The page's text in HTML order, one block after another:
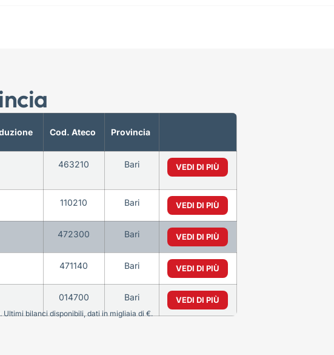
Cod. Ateco Provincia
463210 Bari VEDI DI PIÙ
110210 Bari VEDI DI PIÙ
472300 Bari VEDI DI PIÙ
471140 Bari VEDI DI PIÙ
014700 Bari VEDI DI PIÙ
bilanci disponibili, dati in migliaia di €.